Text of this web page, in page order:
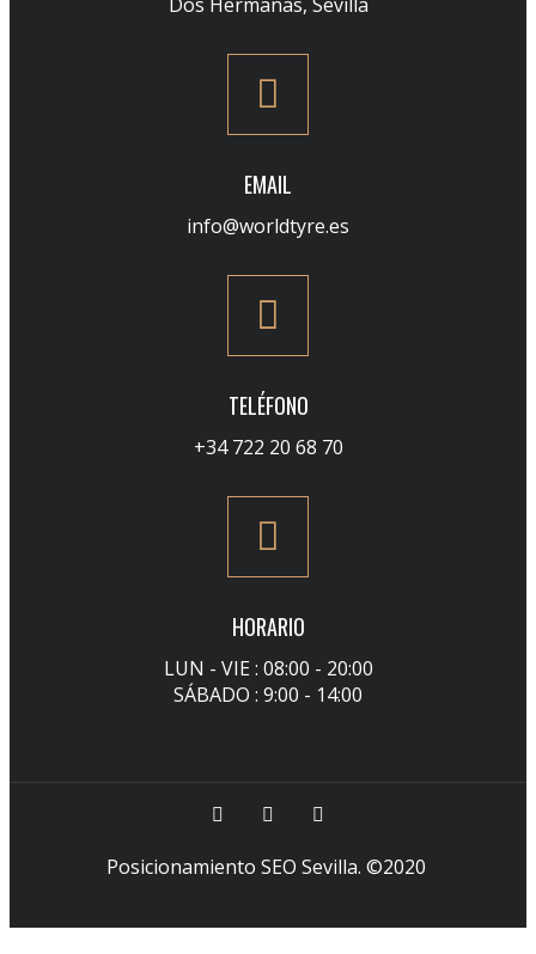
Dos Hermanas, Sevilla
EMAIL
info@worldtyre.es
TELÉFONO
+34 722 20 68 70
HORARIO
LUN - VIE : 08:00 - 20:00
SÁBADO : 9:00 - 14:00
Posicionamiento SEO Sevilla. ©2020